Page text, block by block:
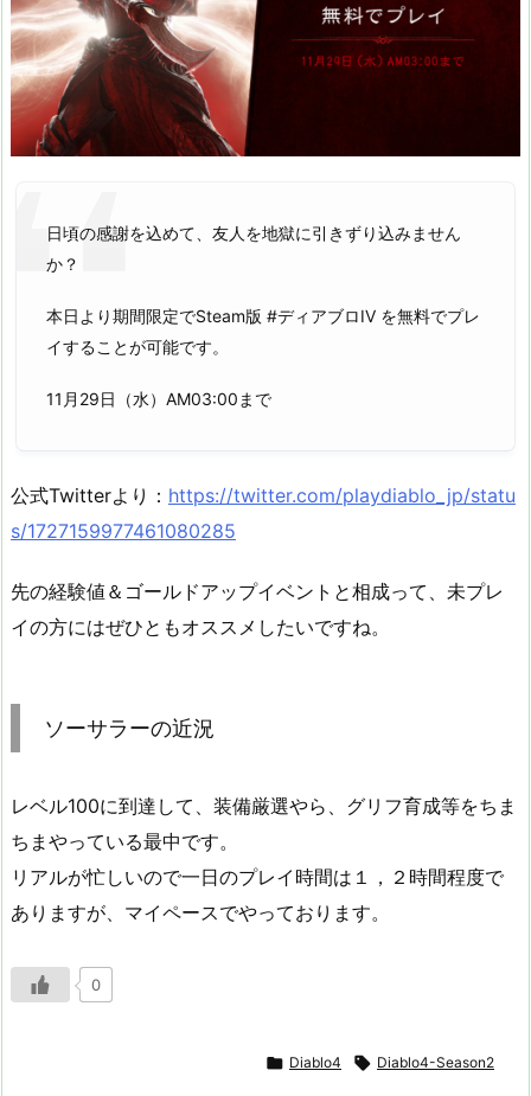
日頃の感謝を込めて、友人を地獄に引きずり込みません
か？
本日より期間限定でSteam版 #ディアブロIV を無料でプレ
イすることが可能です。
11月29日（水）AM03:00まで
公式Twitterより： https://twitter.com/playdiablo_jp/statu
s/1727159977461080285
先の経験値＆ゴールドアップイベントと相成って、未プレ
イの方にはぜひともオススメしたいですね。
ソーサラーの近況
レベル100に到達して、装備厳選やら、グリフ育成等をちま
ちまやっている最中です。
リアルが忙しいので一日のプレイ時間は１，２時間程度で
ありますが、マイペースでやっております。
0
 Diablo4  Diablo4-Season2